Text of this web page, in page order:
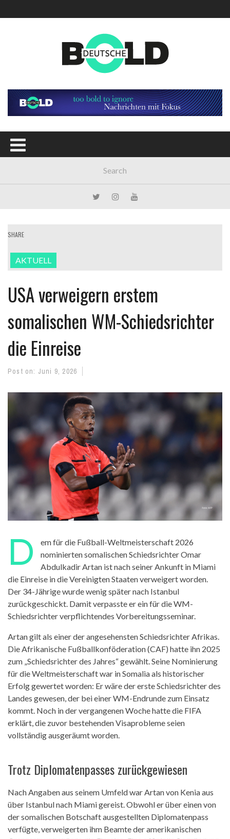
SHARE
AKTUELL
USA verweigern erstem
somalischen WM-Schiedsrichter
die Einreise
Post on: Juni 9, 2026
D
em für die Fußball-Weltmeisterschaft 2026
nominierten somalischen Schiedsrichter Omar
Abdulkadir Artan ist nach seiner Ankunft in Miami
die Einreise in die Vereinigten Staaten verweigert worden.
Der 34-Jährige wurde wenig später nach Istanbul
zurückgeschickt. Damit verpasste er ein für die WM-
Schiedsrichter verpflichtendes Vorbereitungsseminar.
Artan gilt als einer der angesehensten Schiedsrichter Afrikas.
Die Afrikanische Fußballkonföderation (CAF) hatte ihn 2025
zum „Schiedsrichter des Jahres“ gewählt. Seine Nominierung
für die Weltmeisterschaft war in Somalia als historischer
Erfolg gewertet worden: Er wäre der erste Schiedsrichter des
Landes gewesen, der bei einer WM-Endrunde zum Einsatz
kommt. Noch in der vergangenen Woche hatte die FIFA
erklärt, die zuvor bestehenden Visaprobleme seien
vollständig ausgeräumt worden.
Trotz Diplomatenpasses zurückgewiesen
Nach Angaben aus seinem Umfeld war Artan von Kenia aus
über Istanbul nach Miami gereist. Obwohl er über einen von
der somalischen Botschaft ausgestellten Diplomatenpass
verfügte, verweigerten ihm Beamte der amerikanischen